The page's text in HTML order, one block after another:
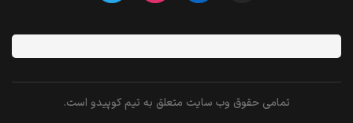
تمامی حقوق وب سایت متعلق به تیم کوپیدو است.